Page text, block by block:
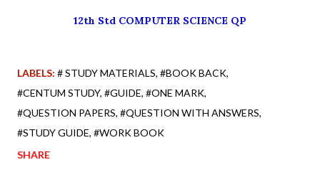
12th Std COMPUTER SCIENCE QP
LABELS: # STUDY MATERIALS #BOOK BACK
#CENTUM STUDY #GUIDE #ONE MARK
#QUESTION PAPERS #QUESTION WITH ANSWERS
#STUDY GUIDE #WORK BOOK
SHARE